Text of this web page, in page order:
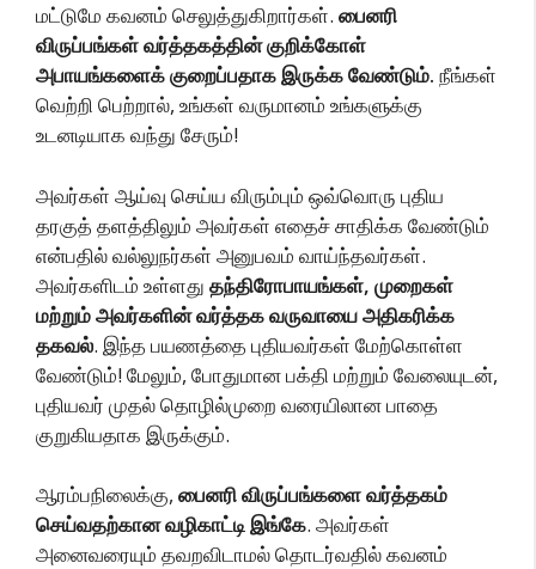
மட்டுமே கவனம் செலுத்துகிறார்கள். பைனரி
விருப்பங்கள் வர்த்தகத்தின் குறிக்கோள்
அபாயங்களைக் குறைப்பதாக இருக்க வேண்டும். நீங்கள்
வெற்றி பெற்றால், உங்கள் வருமானம் உங்களுக்கு
உடனடியாக வந்து சேரும்!
அவர்கள் ஆய்வு செய்ய விரும்பும் ஒவ்வொரு புதிய
தரகுத் தளத்திலும் அவர்கள் எதைச் சாதிக்க வேண்டும்
என்பதில் வல்லுநர்கள் அனுபவம் வாய்ந்தவர்கள்.
அவர்களிடம் உள்ளது தந்திரோபாயங்கள், முறைகள்
மற்றும் அவர்களின் வர்த்தக வருவாயை அதிகரிக்க
தகவல். இந்த பயணத்தை புதியவர்கள் மேற்கொள்ள
வேண்டும்! மேலும், போதுமான பக்தி மற்றும் வேலையுடன்,
புதியவர் முதல் தொழில்முறை வரையிலான பாதை
குறுகியதாக இருக்கும்.
ஆரம்பநிலைக்கு, பைனரி விருப்பங்களை வர்த்தகம்
செய்வதற்கான வழிகாட்டி இங்கே. அவர்கள்
அனைவரையும் தவறவிடாமல் தொடர்வதில் கவனம்